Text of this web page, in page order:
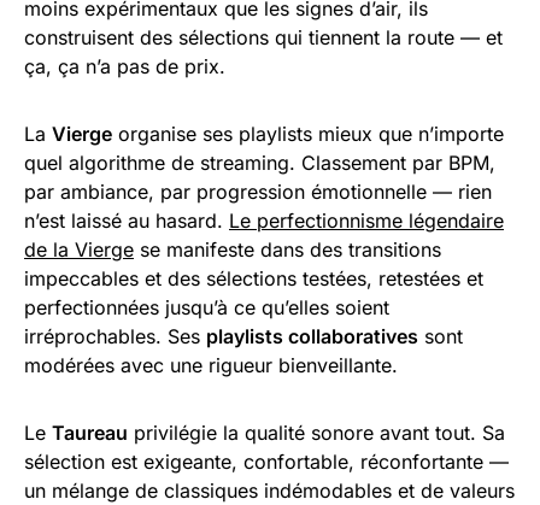
moins expérimentaux que les signes d’air, ils
construisent des sélections qui tiennent la route — et
ça, ça n’a pas de prix.
La Vierge organise ses playlists mieux que n’importe
quel algorithme de streaming. Classement par BPM,
par ambiance, par progression émotionnelle — rien
n’est laissé au hasard. Le perfectionnisme légendaire
de la Vierge se manifeste dans des transitions
impeccables et des sélections testées, retestées et
perfectionnées jusqu’à ce qu’elles soient
irréprochables. Ses playlists collaboratives sont
modérées avec une rigueur bienveillante.
Le Taureau privilégie la qualité sonore avant tout. Sa
sélection est exigeante, confortable, réconfortante —
un mélange de classiques indémodables et de valeurs